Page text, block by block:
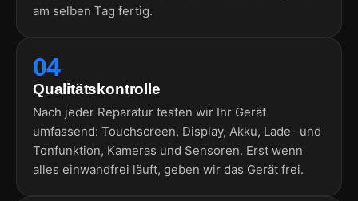
am selben Tag fertig.
04
Qualitätskontrolle
Nach jeder Reparatur testen wir Ihr Gerät
umfassend: Touchscreen, Display, Akku, Lade- und
Tonfunktion, Kameras und Sensoren. Erst wenn
alles einwandfrei läuft, geben wir das Gerät frei.